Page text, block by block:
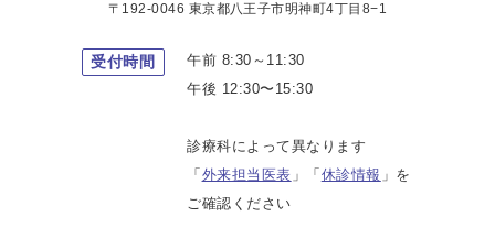
〒192-0046 東京都八王子市明神町4丁目8−1
受付時間
午前 8:30～11:30
午後 12:30〜15:30
診療科によって異なります
「 外来担当医表 」「 休診情報 」を
ご確認ください